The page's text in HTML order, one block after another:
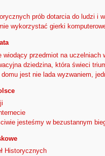
prób dotarcia do ludzi i
wykorzystać gierki
wiodący przedmiot na uczelniach
dziedzina, która świeci
domu jest nie lada wyzwaniem,
jesteśmy w bezustannym
Historycznych